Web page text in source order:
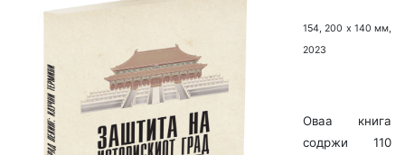
154, 200 х 140 мм,
2023
Оваа книга
содржи 110